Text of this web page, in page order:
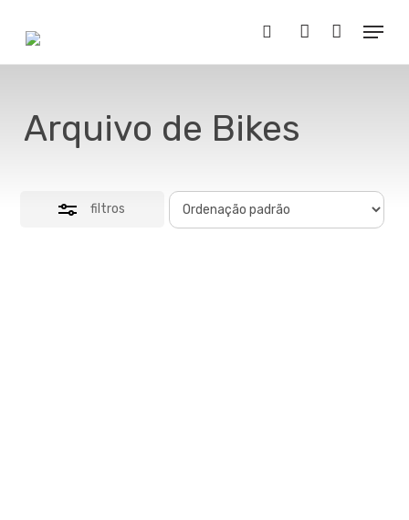
main
content
Buscar..account
Menu
Arquivo de Bikes
filtros
Close